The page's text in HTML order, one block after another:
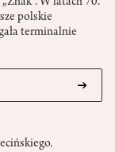
W latach 70.
polskie
terminalnie